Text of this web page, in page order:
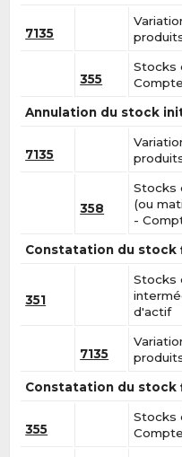
7135
355
Stocks
Annulation du stock
7135
358
Stocks
(ou
-
Constatation du stock
351
Stocks
d'actif
7135
Constatation du stock
355
Stocks